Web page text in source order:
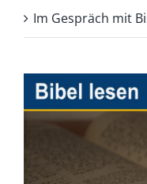
Im Gespräch mit